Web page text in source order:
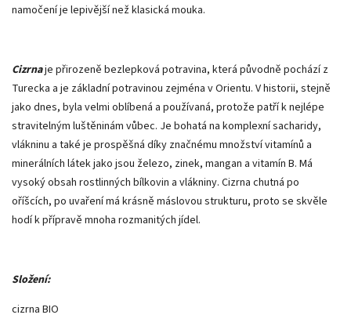
namočení je lepivější než klasická mouka.
Cizrnaje přirozeně bezlepková potravina, která původně pochází z
Turecka a je základní potravinou zejména v Orientu. V historii, stejně
jako dnes, byla velmi oblíbená a používaná, protože patří k nejlépe
stravitelným luštěninám vůbec. Je bohatá na komplexní sacharidy,
vlákninu a také je prospěšná díky značnému množství vitamínů a
minerálních látek jako jsou železo, zinek, mangan a vitamín B. Má
vysoký obsah rostlinných bílkovin a vlákniny. Cizrna chutná po
oříšcích, po uvaření má krásně máslovou strukturu, proto se skvěle
hodí k přípravě mnoha rozmanitých jídel.
Složení:
cizrna BIO